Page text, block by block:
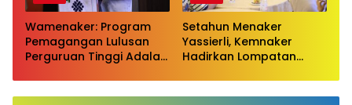
Wamenaker: Program
Pemagangan Lulusan
Perguruan Tinggi Adalah
Setahun Menaker
Yassierli, Kemnaker
Hadirkan Lompatan